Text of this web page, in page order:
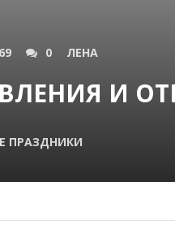
0 ЛЕНА
И
ПРАЗДНИКИ